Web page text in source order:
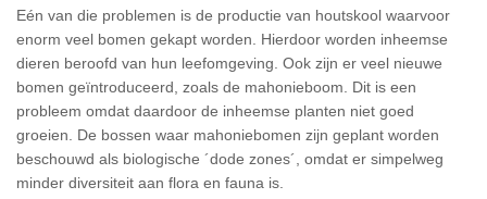
Eén van die problemen is de productie van houtskool waarvoor
enorm veel bomen gekapt worden. Hierdoor worden inheemse
dieren beroofd van hun leefomgeving. Ook zijn er veel nieuwe
bomen geïntroduceerd, zoals de mahonieboom. Dit is een
probleem omdat daardoor de inheemse planten niet goed
groeien. De bossen waar mahoniebomen zijn geplant worden
beschouwd als biologische ´dode zones´, omdat er simpelweg
minder diversiteit aan flora en fauna is.